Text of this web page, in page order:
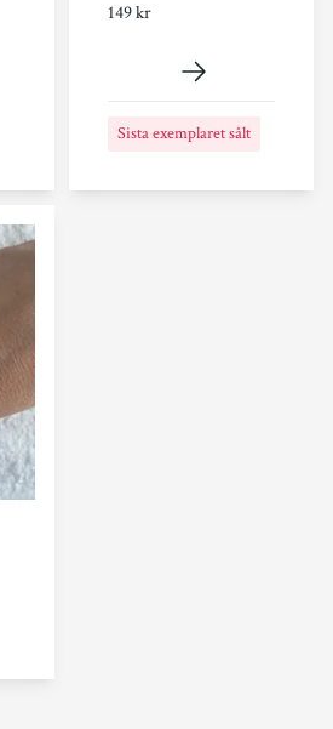
149 kr
Sista exemplaret sålt